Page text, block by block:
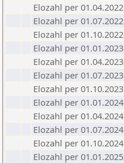
Elozahl per 01.04.2022
Elozahl per 01.07.2022
Elozahl per 01.10.2022
Elozahl per 01.01.2023
Elozahl per 01.04.2023
Elozahl per 01.07.2023
Elozahl per 01.10.2023
Elozahl per 01.01.2024
Elozahl per 01.04.2024
Elozahl per 01.07.2024
Elozahl per 01.10.2024
Elozahl per 01.01.2025